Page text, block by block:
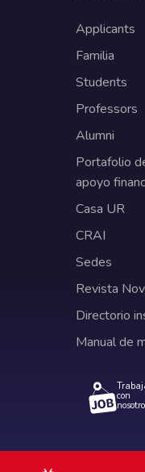
Applicants
Familia
Students
Professors
Alumni
Portafolio
apoyo
Casa UR
CRAI
Sedes
Revista
Directorio
Manual de
con